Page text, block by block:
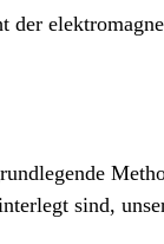
der
sind,